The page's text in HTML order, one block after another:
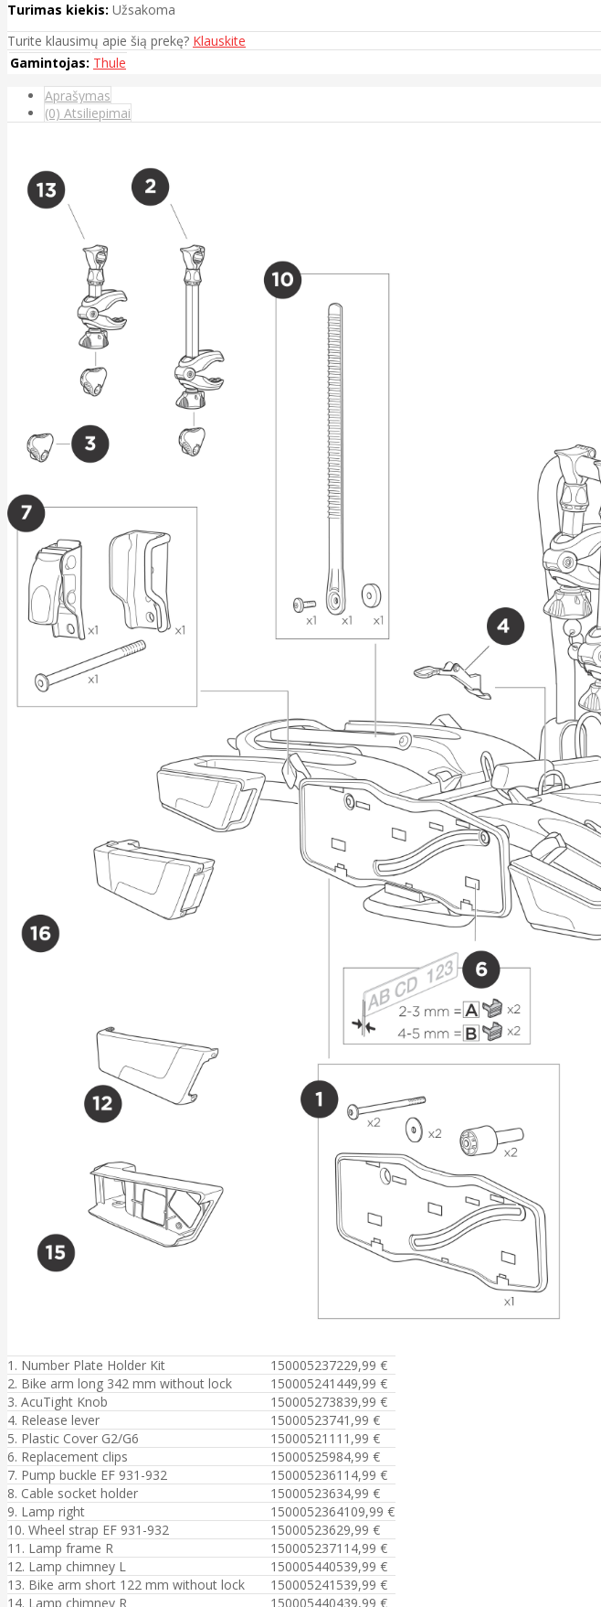
Turimas kiekis: Užsakoma
Turite klausimų apie šią prekę? Klauskite
Gamintojas: Thule
Aprašymas
(0) Atsiliepimai
1. Number Plate Holder Kit 150005237229,99 €
2. Bike arm long 342 mm without lock
150005241449,99 €
3. AcuTight Knob
150005273839,99 €
4. Release lever
15000523741,99 €
5. Plastic Cover G2/G6
1500052111 1,99 €
6. Replacement clips
15000525984,99 €
7. Pump buckle EF 931-932
1500052361 14,99 €
8. Cable socket holder
15000523634,99 €
9. Lamp right
1500052364109,99 €
10. Wheel strap EF 931-932
15000523629,99 €
11. Lamp frame R
1500052371 14,99 €
12. Lamp chimney L
150005440539,99 €
13. Bike arm short 122 mm without lock
150005241539,99 €
14. Lamp chimney R
150005440439,99 €